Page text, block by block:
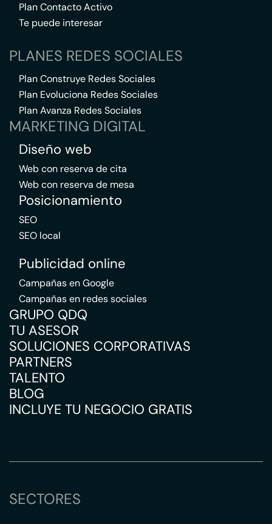
Plan Contacto Activo
Te puede interesar
PLANES REDES SOCIALES
Plan Construye Redes Sociales
Plan Evoluciona Redes Sociales
Plan Avanza Redes Sociales
MARKETING DIGITAL
Diseño web
Web con reserva de cita
Web con reserva de mesa
Posicionamiento
SEO
SEO local
Publicidad online
Campañas en Google
Campañas en redes sociales
GRUPO QDQ
TU ASESOR
SOLUCIONES CORPORATIVAS
PARTNERS
TALENTO
BLOG
INCLUYE TU NEGOCIO GRATIS
SECTORES